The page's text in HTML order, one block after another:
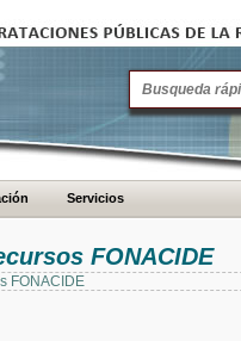
Servicios
FONACIDE
FONACIDE